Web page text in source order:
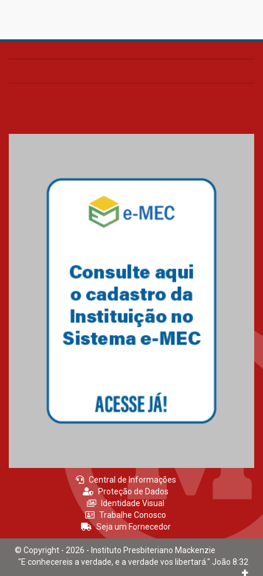
Confira como foi o culto mensal
Mackenzie mobiliza campanha
solidária para apoiar famílias em
Minas Gerais
Primeiro culto do ano ressalta o
27.02.2026
Central de Informações
Proteção de Dados
Identidade Visual
Trabalhe Conosco
Seja um Fornecedor
© Copyright - 2026 - Instituto Presbiteriano Mackenzie
"E conhecereis a verdade, e a verdade vos libertará." João 8:32